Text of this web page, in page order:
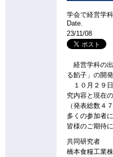
学会で経営学
Date.
23/11/08
経営学科の出
る餡子」の開
１０月２９日
究内容と現在
（発表総数４
多くの参加者
皆様のご期待
共同研究者
橋本食糧工業